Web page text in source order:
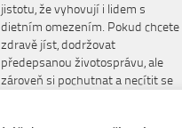
jistotu, že vyhovují i lidem s
dietním omezením. Pokud chcete
zdravě jíst, dodržovat
předepsanou životosprávu, ale
zároveň si pochutnat a necítit se